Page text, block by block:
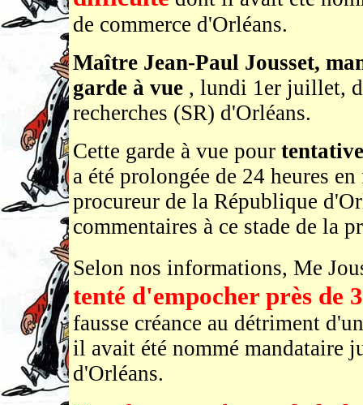
de commerce d'Orléans.
Maître Jean-Paul Jousset,
garde à vue , lundi 1er juillet,
recherches (SR) d'Orléans.
Cette garde à vue pour
a été prolongée de 24 heures
procureur de la République
commentaires à ce stade de la
Selon nos informations, Me
tenté d'empocher près de
fausse créance au détriment
il avait été nommé mandataire
d'Orléans.